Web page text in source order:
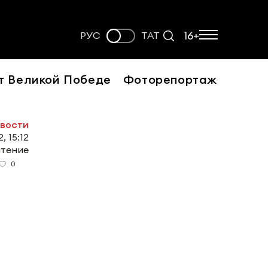
РУС ТАТ 16+
Великой Победе Фоторепортаж
15:12
0